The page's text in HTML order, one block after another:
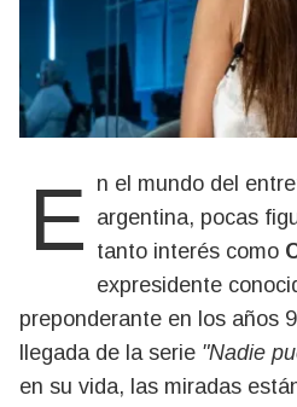
En el mundo del entretenimiento y la política argentina, pocas
tanto interés como
expresidente
preponderante en los años
llegada de la serie "Nadie
en su vida, las miradas